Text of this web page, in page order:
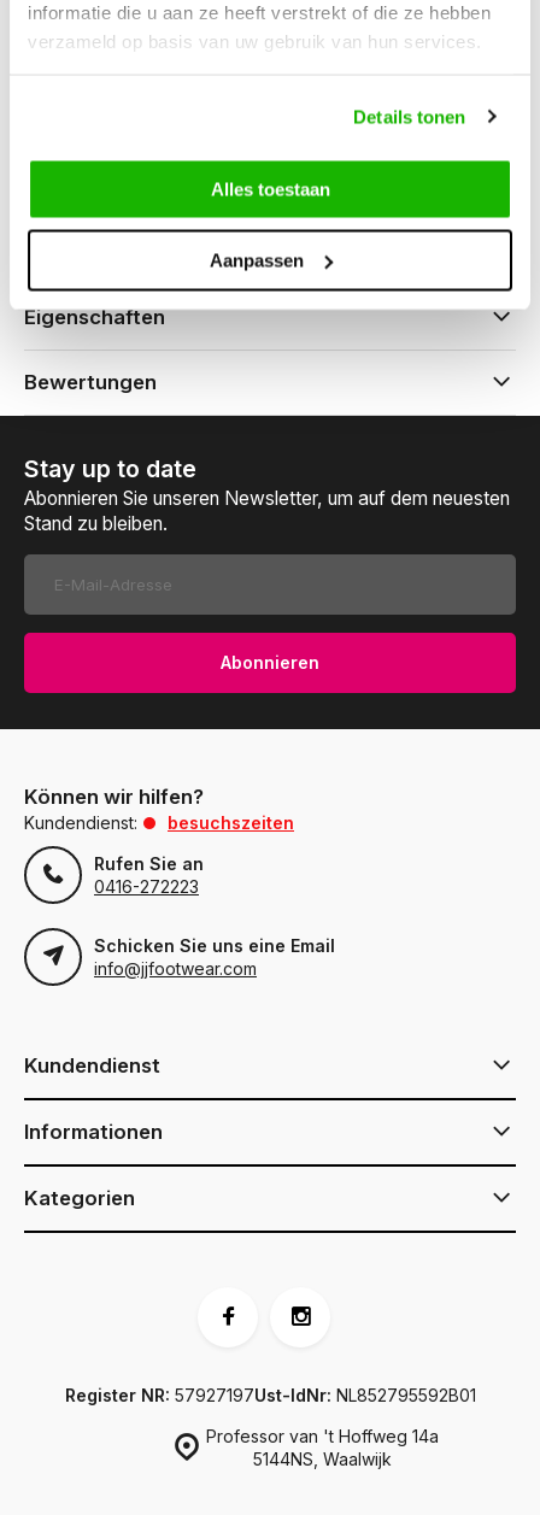
informatie die u aan ze heeft verstrekt of die ze hebben
verzameld op basis van uw gebruik van hun services.
Details tonen
Alles toestaan
Aanpassen
info@jjfootwear.com
Eigenschaften
Bewertungen
Stay up to date
Abonnieren Sie unseren Newsletter, um auf dem neuesten
Stand zu bleiben.
Abonnieren
Können wir hilfen?
Kundendienst:
besuchszeiten
Rufen Sie an
0416-272223
Schicken Sie uns eine Email
info@jjfootwear.com
Kundendienst
Informationen
Kategorien
Professor van 't Hoffweg 14a
5144NS, Waalwijk
Register NR: 57927197Ust-IdNr: NL852795592B01